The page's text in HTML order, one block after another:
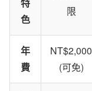
特
色
限
年
費
NT$2,000
(可免)